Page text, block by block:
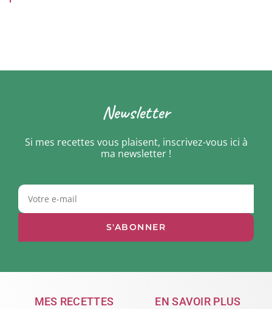
Newsletter
Si mes recettes vous plaisent, inscrivez-vous ici à
ma newsletter !
S'ABONNER
MES RECETTES EN SAVOIR PLUS